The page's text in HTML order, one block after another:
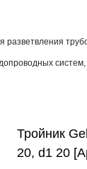
разветвления
Тройник
20, d1 20